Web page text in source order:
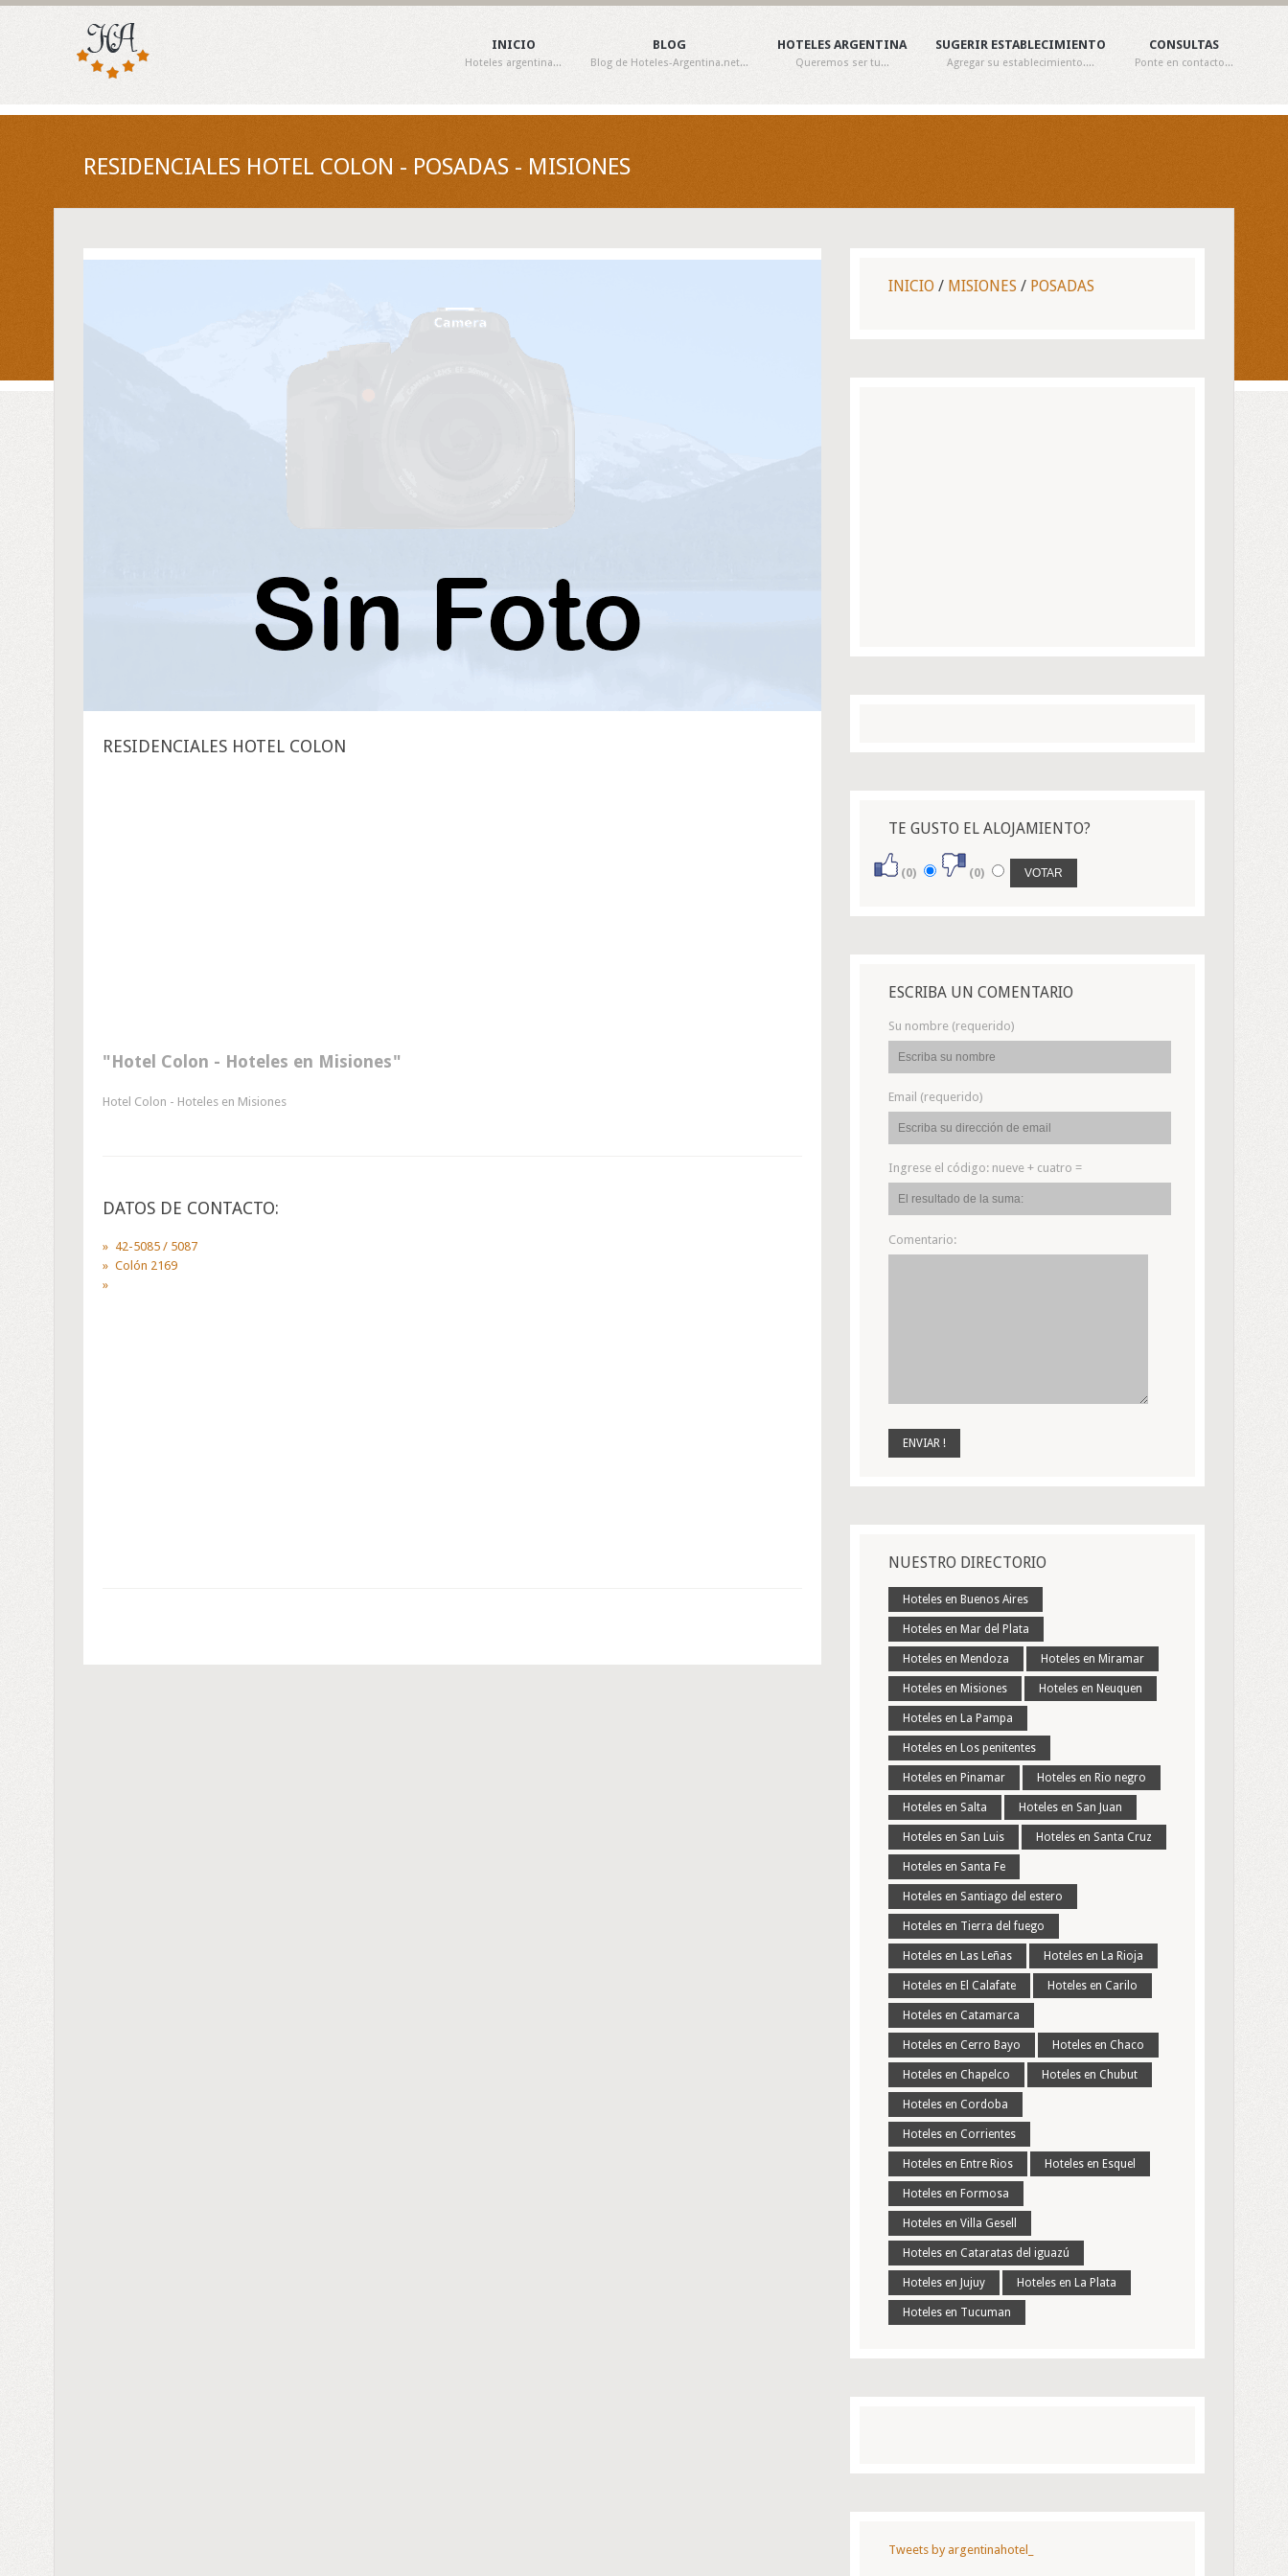
INICIO
Hoteles argentina...
BLOG
Blog de Hoteles-Argentina.net...
HOTELES ARGENTINA
Queremos ser tu...
SUGERIR ESTABLECIMIENTO
Agregar su establecimiento....
CONSULTAS
Ponte en contacto...
RESIDENCIALES HOTEL COLON - POSADAS - MISIONES
RESIDENCIALES HOTEL COLON
Hotel Colon - Hoteles en Misiones
Hotel Colon - Hoteles en Misiones
DATOS DE CONTACTO:
42-5085 / 5087
Colón 2169
INICIO / MISIONES / POSADAS
TE GUSTO EL ALOJAMIENTO?
(0) (0)
ESCRIBA UN COMENTARIO
Su nombre (requerido)
Email (requerido)
Ingrese el código: nueve + cuatro =
Comentario:
NUESTRO DIRECTORIO
Hoteles en Buenos Aires
Hoteles en Mar del Plata
Hoteles en Mendoza Hoteles en Miramar
Hoteles en Misiones Hoteles en Neuquen
Hoteles en La Pampa
Hoteles en Los penitentes
Hoteles en Pinamar Hoteles en Rio negro
Hoteles en Salta Hoteles en San Juan
Hoteles en San Luis Hoteles en Santa Cruz
Hoteles en Santa Fe
Hoteles en Santiago del estero
Hoteles en Tierra del fuego
Hoteles en Las Leñas Hoteles en La Rioja
Hoteles en El Calafate Hoteles en Carilo
Hoteles en Catamarca
Hoteles en Cerro Bayo Hoteles en Chaco
Hoteles en Chapelco Hoteles en Chubut
Hoteles en Cordoba
Hoteles en Corrientes
Hoteles en Entre Rios Hoteles en Esquel
Hoteles en Formosa
Hoteles en Villa Gesell
Hoteles en Cataratas del iguazú
Hoteles en Jujuy Hoteles en La Plata
Hoteles en Tucuman
Tweets by argentinahotel_